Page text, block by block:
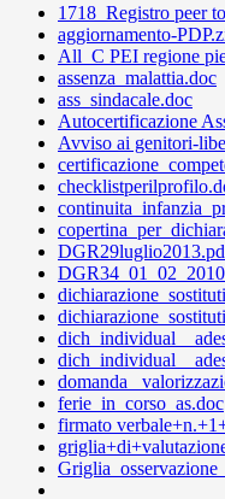
1718_Registro peer
aggiornamento-
All_C PEI regione
assenza_malattia.doc
ass_sindacale.doc
Autocertificazione
Avviso ai genitori-
domanda_
ferie_in_corso_as.doc
firmato